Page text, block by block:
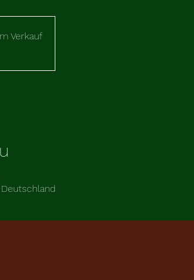
Verkauf